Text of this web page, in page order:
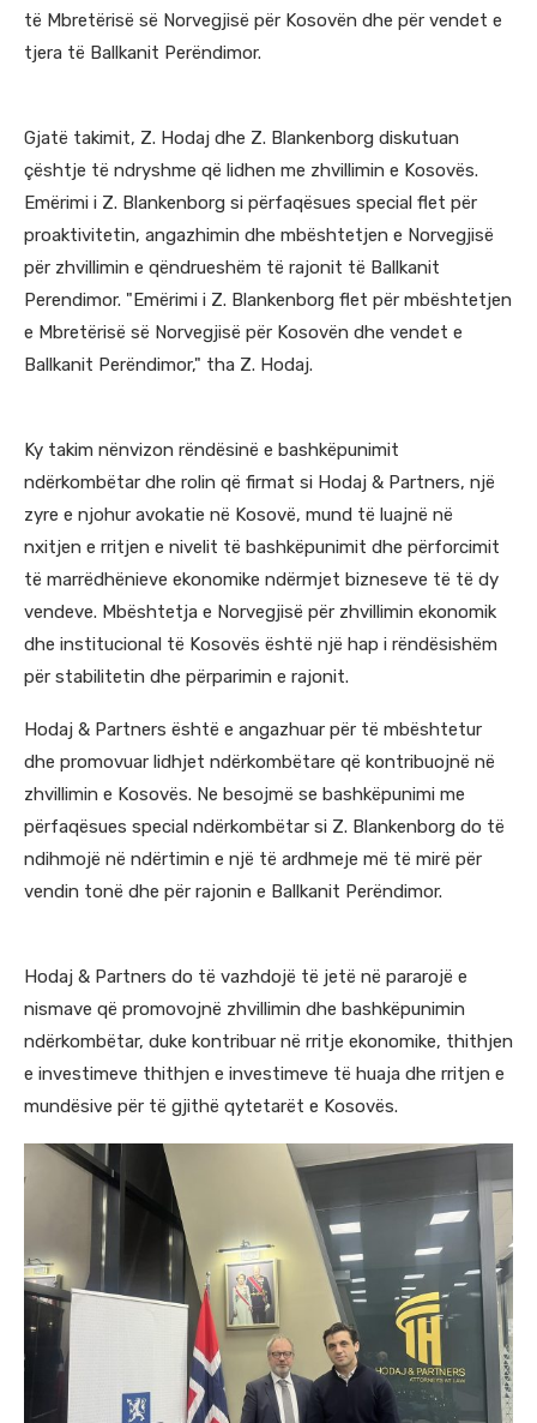
të Mbretërisë së Norvegjisë për Kosovën dhe për vendet e
tjera të Ballkanit Perëndimor.
Gjatë takimit, Z. Hodaj dhe Z. Blankenborg diskutuan
çështje të ndryshme që lidhen me zhvillimin e Kosovës.
Emërimi i Z. Blankenborg si përfaqësues special flet për
proaktivitetin, angazhimin dhe mbështetjen e Norvegjisë
për zhvillimin e qëndrueshëm të rajonit të Ballkanit
Perendimor. "Emërimi i Z. Blankenborg flet për mbështetjen
e Mbretërisë së Norvegjisë për Kosovën dhe vendet e
Ballkanit Perëndimor," tha Z. Hodaj.
Ky takim nënvizon rëndësinë e bashkëpunimit
ndërkombëtar dhe rolin që firmat si Hodaj & Partners, një
zyre e njohur avokatie në Kosovë, mund të luajnë në
nxitjen e rritjen e nivelit të bashkëpunimit dhe përforcimit
të marrëdhënieve ekonomike ndërmjet bizneseve të të dy
vendeve. Mbështetja e Norvegjisë për zhvillimin ekonomik
dhe institucional të Kosovës është një hap i rëndësishëm
për stabilitetin dhe përparimin e rajonit.
Hodaj & Partners është e angazhuar për të mbështetur
dhe promovuar lidhjet ndërkombëtare që kontribuojnë në
zhvillimin e Kosovës. Ne besojmë se bashkëpunimi me
përfaqësues special ndërkombëtar si Z. Blankenborg do të
ndihmojë në ndërtimin e një të ardhmeje më të mirë për
vendin tonë dhe për rajonin e Ballkanit Perëndimor.
Hodaj & Partners do të vazhdojë të jetë në pararojë e
nismave që promovojnë zhvillimin dhe bashkëpunimin
ndërkombëtar, duke kontribuar në rritje ekonomike, thithjen
e investimeve thithjen e investimeve të huaja dhe rritjen e
mundësive për të gjithë qytetarët e Kosovës.